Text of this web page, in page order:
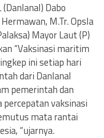
Dabo
M.Tr. Opsla
Mayor Laut (P)
“Vaksinasi maritim
ini setiap hari
dari Danlanal
pemerintah dan
vaksinasi
mata rantai
“ujarnya.